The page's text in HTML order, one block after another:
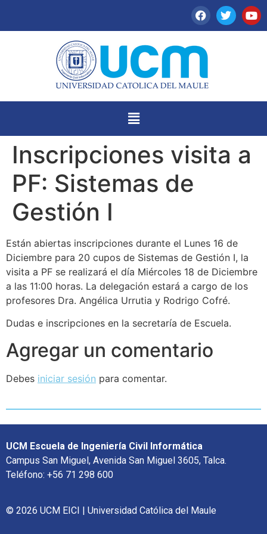
Inscripciones visita a
PF: Sistemas de
Gestión I
Están abiertas inscripciones durante el Lunes 16 de
Diciembre para 20 cupos de Sistemas de Gestión I, la
visita a PF se realizará el día Miércoles 18 de Diciembre
a las 11:00 horas. La delegación estará a cargo de los
profesores Dra. Angélica Urrutia y Rodrigo Cofré.
Dudas e inscripciones en la secretaría de Escuela.
Agregar un comentario
Debes iniciar sesión para comentar.
UCM Escuela de Ingeniería Civil Informática
Campus San Miguel, Avenida San Miguel 3605, Talca.
Teléfono: +56 71 298 600
© 2026 UCM EICI | Universidad Católica del Maule